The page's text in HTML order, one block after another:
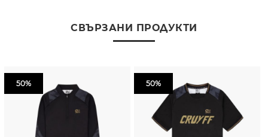
СВЪРЗАНИ ПРОДУКТИ
50% 50%